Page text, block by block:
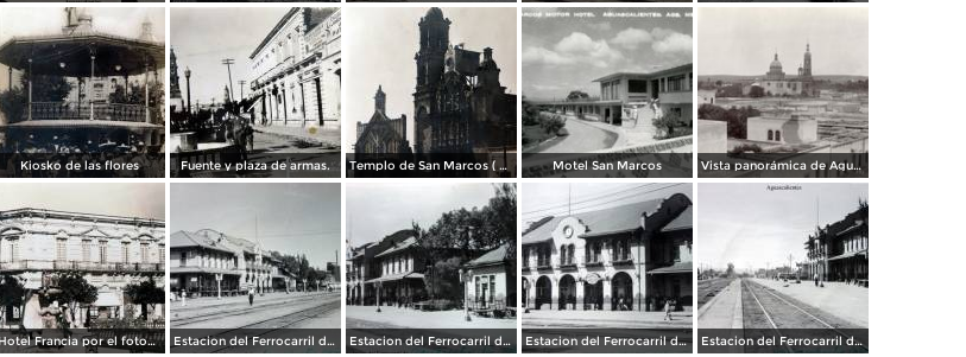
Kiosko de las flores Fuente y plaza de armas. Templo de San Marcos ( Circulada el 8 de Abril de 1949 ). Motel San Marcos Vista panorámica de Aguscalientes
Hotel Francia por el fotografo Manuel Obregon. Estacion del Ferrocarril de Aguascalientes. ( Circulada el 15 de Abril de 1949 ). Estacion del Ferrocarril de Aguascalientes. ( Circulada el 15 de Abril de 1949 ). Estacion del Ferrocarril de Aguascalientes. ( Circulada el 15 de Abril de 1949 ). Estacion del Ferrocarril de Aguascalientes. ( Circulada el 15 de Abril de 1949 ).